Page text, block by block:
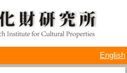
English